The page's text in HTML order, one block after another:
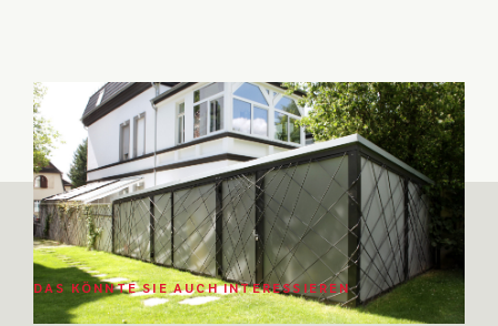
DAS KÖNNTE SIE AUCH INTERESSIEREN